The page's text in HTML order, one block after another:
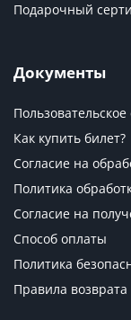
Подарочный
Документы
Как купить билет?
Согласие на
Политика
Согласие на
Способ оплаты
Политика
Правила возврата